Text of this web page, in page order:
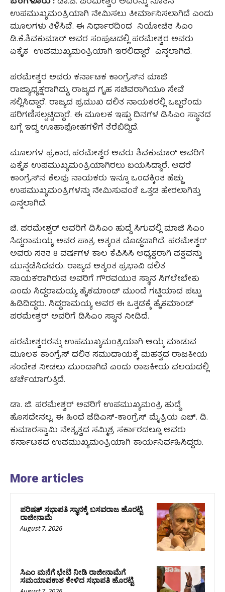
ಉಪಮುಖ್ಯಮಂತ್ರಿಯಾಗಿ ನೇಮಿಸಲು ತೀರ್ಮಾನಿಸಲಾಗಿದೆ ಎಂದು
ಮೂಲಗಳು ತಿಳಿಸಿವೆ. ಈ ನಿರ್ಧಾರದಿಂದ ನಿಯೋಜಿತ ಸಿಎಂ
ಡಿ.ಕೆ.ಶಿವಕುಮಾರ್ ಅವರ ಸಂಪುಟದಲ್ಲಿ ಪರಮೇಶ್ವರ ಅವರು
ಏಕೈಕ ಉಪಮುಖ್ಯಮಂತ್ರಿಯಾಗಿ ಇರಲಿದ್ದಾರೆ ಎನ್ನಲಾಗಿದೆ.
ಪರಮೇಶ್ವರ ಅವರು ಕರ್ನಾಟಕ ಕಾಂಗ್ರೆಸ್‌ನ ಮಾಜಿ
ರಾಜ್ಯಾಧ್ಯಕ್ಷರಾಗಿದ್ದು, ರಾಜ್ಯದ ಗೃಹ ಸಚಿವರಾಗಿಯೂ ಸೇವೆ
ಸಲ್ಲಿಸಿದ್ದಾರೆ. ರಾಜ್ಯದ ಪ್ರಮುಖ ದಲಿತ ನಾಯಕರಲ್ಲಿ ಒಬ್ಬರೆಂದು
ಪರಿಗಣಿಸಲ್ಪಟ್ಟಿದ್ದಾರೆ. ಈ ಮೂಲಕ ಇಷ್ಟು ದಿನಗಳ ಡಿಸಿಎಂ ಸ್ಥಾನದ
ಬಗ್ಗೆ ಇದ್ದ ಊಹಾಪೋಹಗಳಿಗೆ ತೆರೆಬಿದ್ದಿದೆ.
ಮೂಲಗಳ ಪ್ರಕಾರ, ಪರಮೇಶ್ವರ ಅವರು ಶಿವಕುಮಾರ್ ಅವರಿಗೆ
ಏಕೈಕ ಉಪಮುಖ್ಯಮಂತ್ರಿಯಾಗಿರಲು ಬಯಸಿದ್ದಾರೆ. ಆದರೆ
ಕಾಂಗ್ರೆಸ್‌ನ ಕೆಲವು ನಾಯಕರು ಇನ್ನೂ ಒಂದಕ್ಕಿಂತ ಹೆಚ್ಚು
ಉಪಮುಖ್ಯಮಂತ್ರಿಗಳನ್ನು ನೇಮಿಸುವಂತೆ ಒತ್ತಡ ಹೇರಲಾಗಿತ್ತು
ಎನ್ನಲಾಗಿದೆ.
ಜಿ. ಪರಮೇಶ್ವರ್ ಅವರಿಗೆ ಡಿಸಿಎಂ ಹುದ್ದೆ ಸಿಗುವಲ್ಲಿ ಮಾಜಿ ಸಿಎಂ
ಸಿದ್ದರಾಮಯ್ಯ ಅವರ ಪಾತ್ರ ಅತ್ಯಂತ ದೊಡ್ಡದಾಗಿದೆ. ಪರಮೇಶ್ವರ್
ಅವರು ಸತತ 8 ವರ್ಷಗಳ ಕಾಲ ಕೆಪಿಸಿಸಿ ಅಧ್ಯಕ್ಷರಾಗಿ ಪಕ್ಷವನ್ನು
ಮುನ್ನಡೆಸಿದವರು. ರಾಜ್ಯದ ಅತ್ಯಂತ ಪ್ರಭಾವಿ ದಲಿತ
ನಾಯಕರಾಗಿರುವ ಅವರಿಗೆ ಗೌರವಯುತ ಸ್ಥಾನ ಸಿಗಲೇಬೇಕು
ಎಂದು ಸಿದ್ದರಾಮಯ್ಯ ಹೈಕಮಾಂಡ್ ಮುಂದೆ ಗಟ್ಟಿಯಾದ ಪಟ್ಟು
ಹಿಡಿದಿದ್ದರು. ಸಿದ್ದರಾಮಯ್ಯ ಅವರ ಈ ಒತ್ತಡಕ್ಕೆ ಹೈಕಮಾಂಡ್
ಪರಮೇಶ್ವರ್‌ ಅವರಿಗೆ ಡಿಸಿಎಂ ಸ್ಥಾನ ನೀಡಿದೆ.
ಪರಮೇಶ್ವರರನ್ನು ಉಪಮುಖ್ಯಮಂತ್ರಿಯಾಗಿ ಆಯ್ಕೆ ಮಾಡುವ
ಮೂಲಕ ಕಾಂಗ್ರೆಸ್ ದಲಿತ ಸಮುದಾಯಕ್ಕೆ ಮಹತ್ವದ ರಾಜಕೀಯ
ಸಂದೇಶ ನೀಡಲು ಮುಂದಾಗಿದೆ ಎಂದು ರಾಜಕೀಯ ವಲಯದಲ್ಲಿ
ಚರ್ಚೆಯಾಗುತ್ತಿದೆ.
ಡಾ. ಜಿ. ಪರಮೇಶ್ವರ್ ಅವರಿಗೆ ಉಪಮುಖ್ಯಮಂತ್ರಿ ಹುದ್ದೆ
ಹೊಸದೇನಲ್ಲ. ಈ ಹಿಂದೆ ಜೆಡಿಎಸ್-ಕಾಂಗ್ರೆಸ್ ಮೈತ್ರಿಯ ಎಚ್. ಡಿ.
ಕುಮಾರಸ್ವಾಮಿ ನೇತೃತ್ವದ ಸಮ್ಮಿಶ್ರ ಸರ್ಕಾರದಲ್ಲೂ ಅವರು
ಕರ್ನಾಟಕದ ಉಪಮುಖ್ಯಮಂತ್ರಿಯಾಗಿ ಕಾರ್ಯನಿರ್ವಹಿಸಿದ್ದರು.
More articles
ಪರಿಷತ್‌ ಸಭಾಪತಿ ಸ್ಥಾನಕ್ಕೆ ಬಸವರಾಜ ಹೊರಟ್ಟಿ
ರಾಜೀನಾಮೆ
August 7, 2026
ಸಿಎಂ ಮನೆಗೆ ಭೇಟಿ ನೀಡಿ ರಾಜೀನಾಮೆಗೆ
ಸಮಯಾವಕಾಶ ಕೇಳಿದ ಸಭಾಪತಿ ಹೊರಟ್ಟಿ